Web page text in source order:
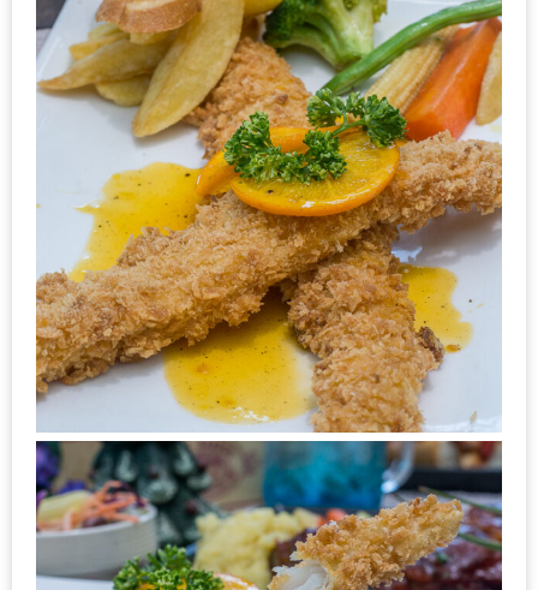
เพื่อน
มา
ม่วน
กั๋น
บน
INSTAGRAM
รวม
โปร
โม
ชั่
นวัน
แห่ง
ชาติ
2557
ร้าน